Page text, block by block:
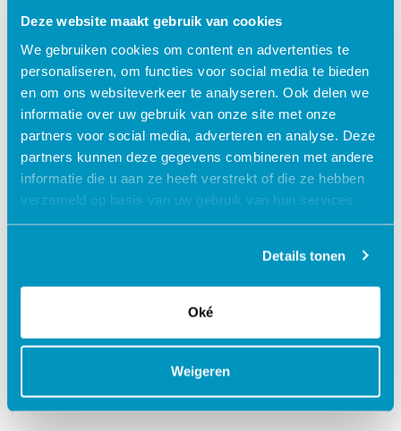
Deze website maakt gebruik van cookies
We gebruiken cookies om content en advertenties te
personaliseren, om functies voor social media te bieden
en om ons websiteverkeer te analyseren. Ook delen we
informatie over uw gebruik van onze site met onze
partners voor social media, adverteren en analyse. Deze
partners kunnen deze gegevens combineren met andere
informatie die u aan ze heeft verstrekt of die ze hebben
verzameld op basis van uw gebruik van hun services.
Details tonen
Oké
Weigeren
Oplossingen voor de
zorg
ECD Gehandicaptenzorg
ECD Ouderenzorg
ECD Jeugdzorg
EPD Geestelijke
Digitale Zorg
Vrijwilligersportaal
Oplossingen voor de
kinderopvang
Kind Informatie Systeem
Roosterplanning
Oudercommunicatie
HR / Salaris
Octopus